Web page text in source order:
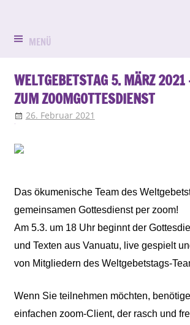
springen
St.
Paul
in
MENÜ
WELTGEBETSTAG 5. MÄRZ 2021
ZUM ZOOMGOTTESDIENST
26. Februar 2021
Das ökumenische Team des
gemeinsamen Gottesdienst per zoom!
Am 5.3. um 18 Uhr beginnt der
und Texten aus Vanuatu, live gespielt
von Mitgliedern des Weltgebetstags-
Wenn Sie teilnehmen möchten,
einfachen zoom-Client, der rasch und